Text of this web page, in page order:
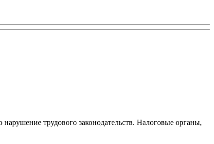
трудового законодательств. Налоговые органы,